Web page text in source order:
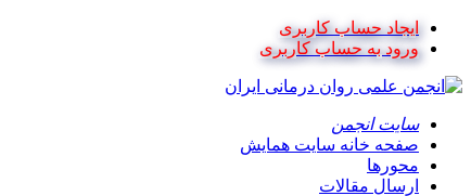
ایجاد حساب کاربری
ورود به حساب کاربری
سایت انجمن
صفحه خانه سایت همایش
محورها
ارسال مقالات